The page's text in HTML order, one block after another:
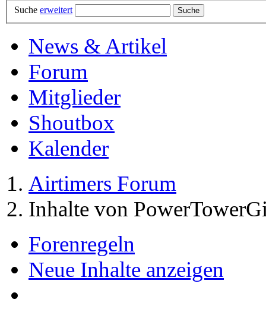
Suche erweitert
News & Artikel
Forum
Mitglieder
Shoutbox
Kalender
Airtimers Forum
Inhalte von
Forenregeln
Neue Inhalte anzeigen